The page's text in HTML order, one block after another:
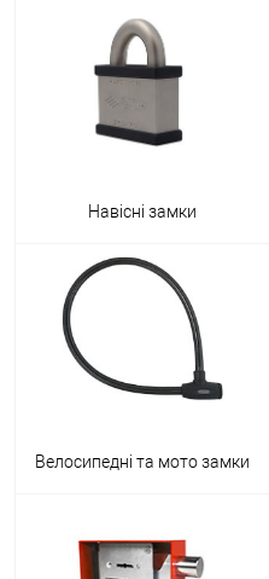
Навісні замки
Велосипедні та мото замки